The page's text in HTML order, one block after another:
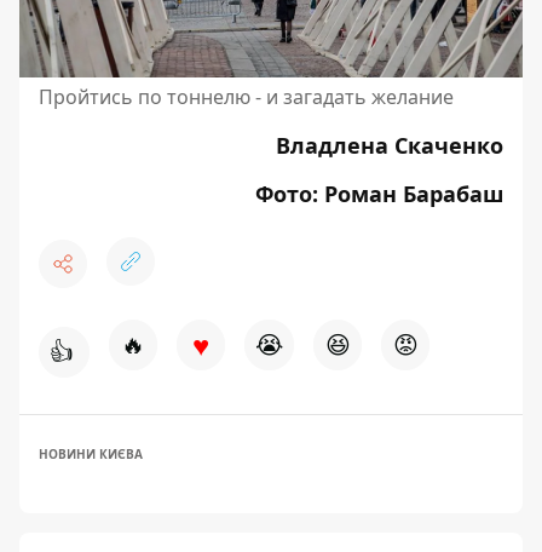
Пройтись по тоннелю - и загадать желание
Владлена Скаченко
Фото: Роман Барабаш
👍 🔥 ♥ 😭 😆 😡
НОВИНИ КИЄВА